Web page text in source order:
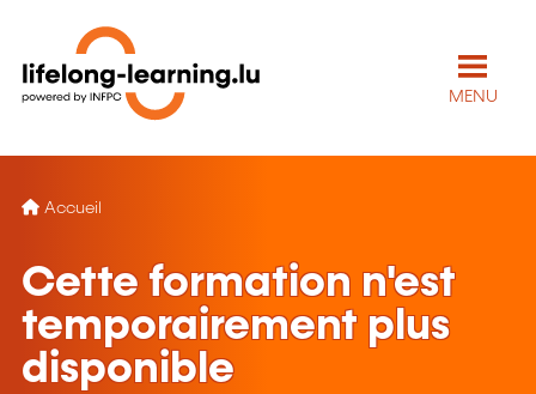
MENU
Accueil
Cette formation n'est
temporairement plus
disponible